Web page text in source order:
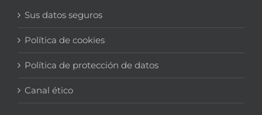
Sus datos seguros
Política de cookies
Política de protección de datos
Canal ético